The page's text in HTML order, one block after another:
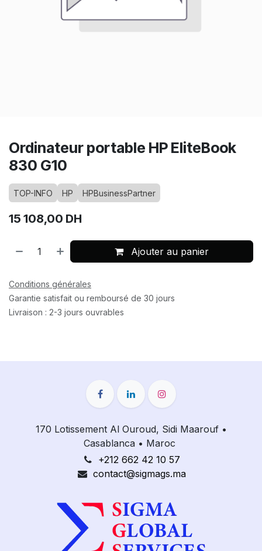
Ordinateur portable HP EliteBook
830 G10
TOP-INFO HP HPBusinessPartner
15 108,00 DH
Ajouter au panier
Conditions générales
Garantie satisfait ou remboursé de 30 jours
Livraison : 2-3 jours ouvrables
170 Lotissement Al Ouroud, Sidi Maarouf •
Casablanca • Maroc
+212 662 42 10 57
contact@sigmags.ma